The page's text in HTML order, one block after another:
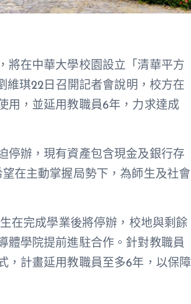
將在中華大學校園設立「清華平方
維琪22日召開記者會說明，校方在
用，並延用教職員6年，力求達成
停辦，現有資產包含現金及銀行存
在主動掌握局勢下，為師生及社會
在完成學業後將停辦，校地與剩餘
體學院提前進駐合作。針對教職員
，計畫延用教職員至多6年，以保障